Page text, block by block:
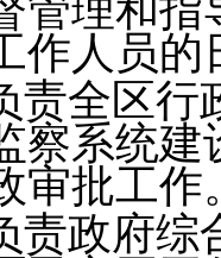
管理和
作人员
责全区
察系统
审批工作
责政府